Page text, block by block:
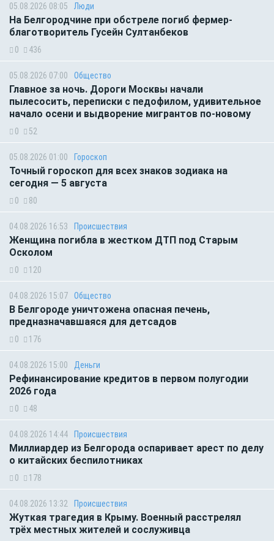
05.08.2026 08:05 Люди
На Белгородчине при обстреле погиб фермер-
благотворитель Гусейн Султанбеков
0 436
05.08.2026 07:00 Общество
Главное за ночь. Дороги Москвы начали
пылесосить, переписки с педофилом, удивительное
начало осени и выдворение мигрантов по-новому
0 52
05.08.2026 01:00 Гороскоп
Точный гороскоп для всех знаков зодиака на
сегодня — 5 августа
0 80
04.08.2026 16:53 Происшествия
Женщина погибла в жестком ДТП под Старым
Осколом
0 120
04.08.2026 15:07 Общество
В Белгороде уничтожена опасная печень,
предназначавшаяся для детсадов
0 176
04.08.2026 15:00 Деньги
Рефинансирование кредитов в первом полугодии
2026 года
0 48
04.08.2026 14:44 Происшествия
Миллиардер из Белгорода оспаривает арест по делу
о китайских беспилотниках
0 178
04.08.2026 13:32 Происшествия
Жуткая трагедия в Крыму. Военный расстрелял
трёх местных жителей и сослуживца